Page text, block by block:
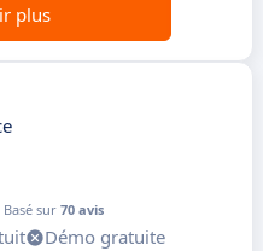
plus
Basé sur 70 avis
Démo gratuite